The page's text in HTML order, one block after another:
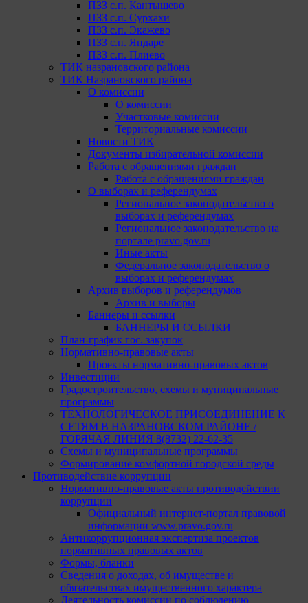
ПЗЗ с.п. Кантышево
ПЗЗ с.п. Сурхахи
ПЗЗ с.п. Экажево
ПЗЗ с.п. Яндаре
ПЗЗ с.п. Плиево
ТИК назрановского района
ТИК Назрановского района
О комиссии
О комиссии
Участковые комиссии
Территориальные комиссии
Новости ТИК
Документы избирательной комиссии
Работа с обращениями граждан
Работа с обращениями граждан
О выборах и референдумах
Региональное законодательство о
выборах и референдумах
Региональное законодательство на
портале pravo.gov.ru
Иные акты
Федеральное законодательство о
выборах и референдумах
Архив выборов и референдумов
Архив и выборы
Баннеры и ссылки
БАННЕРЫ И ССЫЛКИ
План-график гос. закупок
Нормативно-правовые акты
Проекты нормативно-правовых актов
Инвестиции
Градостроительство, схемы и муниципальные
программы
ТЕХНОЛОГИЧЕСКОЕ ПРИСОЕДИНЕНИЕ К
СЕТЯМ В НАЗРАНОВСКОМ РАЙОНЕ /
ГОРЯЧАЯ ЛИНИЯ 8(8732) 22-62-35
Схемы и муниципальные программы
Формирование комфортной городской среды
Противодействие коррупции
Нормативно-правовые акты противодействии
коррупции
Официальный интернет-портал правовой
информации www.pravo.gov.ru
Антикоррупционная экспертиза проектов
нормативных правовых актов
Формы, бланки
Сведения о доходах, об имуществе и
обязательствах имущественного характера
Деятельность комиссии по соблюдению